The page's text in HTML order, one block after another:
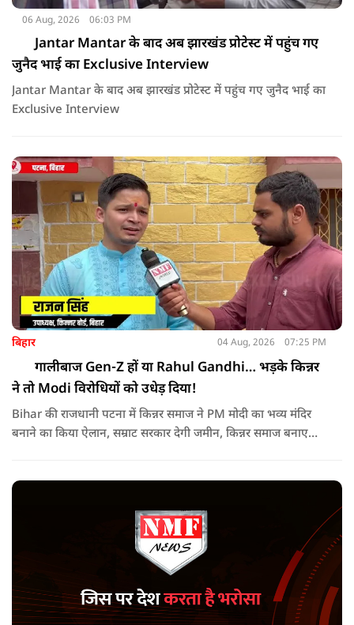
06 Aug, 2026 06:03 PM
Jantar Mantar के बाद अब झारखंड प्रोटेस्ट में पहुंच गए
जुनैद भाई का Exclusive Interview
Jantar Mantar के बाद अब झारखंड प्रोटेस्ट में पहुंच गए जुनैद भाई का
Exclusive Interview
बिहार 04 Aug, 2026 07:25 PM
गालीबाज Gen-Z हों या Rahul Gandhi… भड़के किन्नर
ने तो Modi विरोधियों को उधेड़ दिया!
Bihar की राजधानी पटना में किन्नर समाज ने PM मोदी का भव्य मंदिर
बनाने का किया ऐलान, सम्राट सरकार देगी जमीन, किन्नर समाज बनाएगा